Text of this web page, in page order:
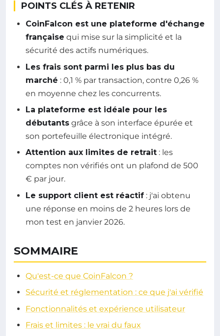
POINTS CLÉS À RETENIR
CoinFalcon est une plateforme d'échange
française qui mise sur la simplicité et la
sécurité des actifs numériques.
Les frais sont parmi les plus bas du
marché : 0,1 % par transaction, contre 0,26 %
en moyenne chez les concurrents.
La plateforme est idéale pour les
débutants grâce à son interface épurée et
son portefeuille électronique intégré.
Attention aux limites de retrait : les
comptes non vérifiés ont un plafond de 500
€ par jour.
Le support client est réactif : j'ai obtenu
une réponse en moins de 2 heures lors de
mon test en janvier 2026.
SOMMAIRE
Qu'est-ce que CoinFalcon ?
Sécurité et réglementation : ce que j'ai vérifié
Fonctionnalités et expérience utilisateur
Frais et limites : le vrai du faux